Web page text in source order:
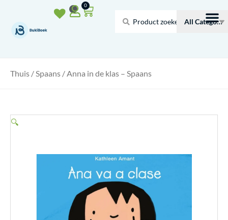
inhoud
Search
0
Winkelwagen
Thuis /Spaans / Anna in de klas – Spaans
🔍